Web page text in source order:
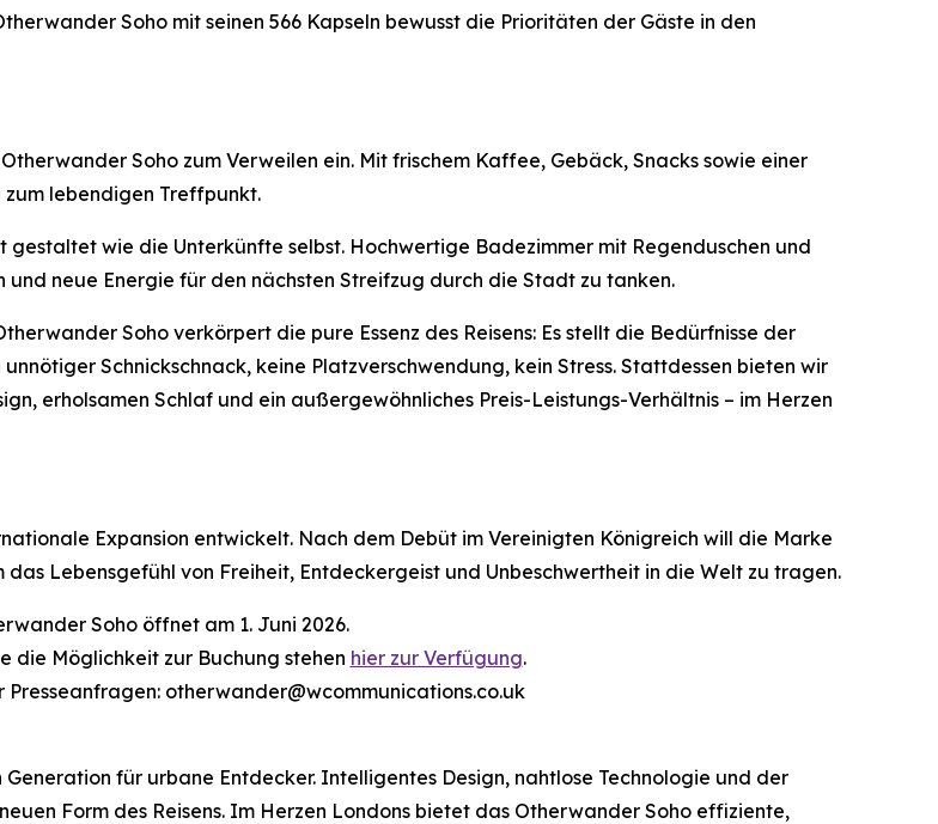
Soho mit seinen 566 Kapseln bewusst die Prioritäten der Gäste in den
Soho zum Verweilen ein. Mit frischem Kaffee, Gebäck, Snacks sowie einer
lebendigen Treffpunkt.
wie die Unterkünfte selbst. Hochwertige Badezimmer mit Regenduschen und
und neue Energie für den nächsten Streifzug durch die Stadt zu tanken.
Soho verkörpert die pure Essenz des Reisens: Es stellt die Bedürfnisse der
Schnickschnack, keine Platzverschwendung, kein Stress. Stattdessen bieten wir
erholsamen Schlaf und ein außergewöhnliches Preis-Leistungs-Verhältnis – im Herzen
Expansion entwickelt. Nach dem Debüt im Vereinigten Königreich will die Marke
Lebensgefühl von Freiheit, Entdeckergeist und Unbeschwertheit in die Welt zu tragen.
Soho öffnet am 1. Juni 2026.
die Möglichkeit zur Buchung stehen hier zur Verfügung.
otherwander@wcommunications.co.uk
für urbane Entdecker. Intelligentes Design, nahtlose Technologie und der
Form des Reisens. Im Herzen Londons bietet das Otherwander Soho effiziente,